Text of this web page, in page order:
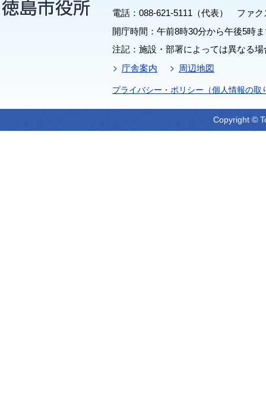
電話：088-621-5111（代表） ファク
開庁時間：午前8時30分から午後5時
注記：施設・部署によっては異なる
庁舎案内
周辺地図
プライバシー・ポリシー（個人情報の取
Copyright ©